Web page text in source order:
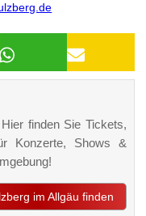
finden Sie Tickets,
Konzerte, Shows &
im Allgäu finden